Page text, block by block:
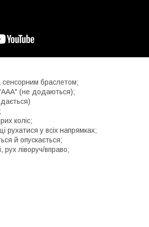
сенсорним браслетом;
(не додаються);
коліс;
рухатися у всіх напрямках;
й опускається;
рух ліворуч/вправо;